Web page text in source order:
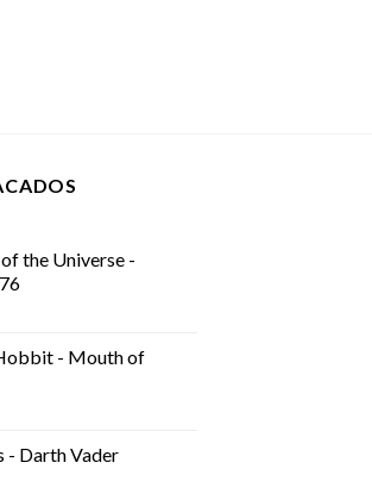
the Universe -
- Mouth of
- Darth Vader